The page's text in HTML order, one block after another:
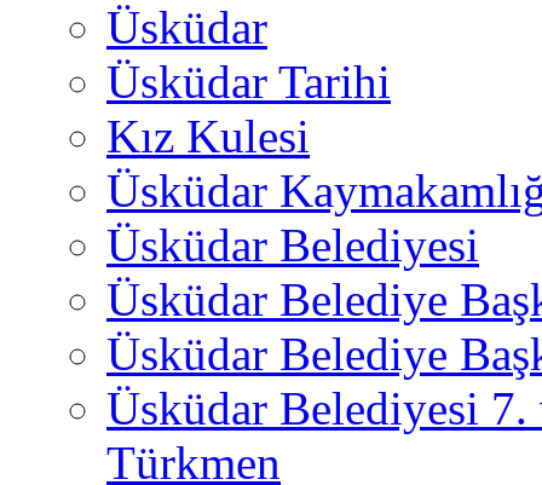
Üsküdar
Üsküdar Tarihi
Kız Kulesi
Üsküdar
Üsküdar Belediyesi
Üsküdar Belediye
Üsküdar Belediye
Üsküdar Belediyesi
Türkmen